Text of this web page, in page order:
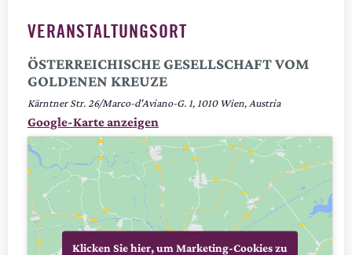
VERANSTALTUNGSORT
ÖSTERREICHISCHE GESELLSCHAFT VOM
GOLDENEN KREUZE
Kärntner Str. 26/Marco-d'Aviano-G. 1 1010 Wien, Austria
Google-Karte anzeigen
Klicken Sie hier, um Marketing-Cookies zu